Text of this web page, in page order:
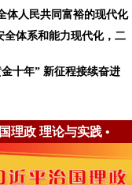
体人民共同富裕的现代化
全体系和能力现代化，二
十年” 新征程接续奋进
理政 理论与实践•